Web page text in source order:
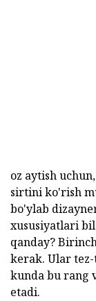
oz aytish
sirtini ko'rish
bo'ylab
xususiyatlari
qanday?
kerak. Ular
kunda bu rang
etadi.